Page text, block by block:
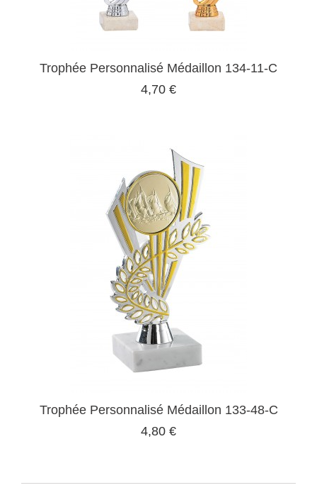
Trophée Personnalisé Médaillon 134-11-C
4,70 €
Trophée Personnalisé Médaillon 133-48-C
4,80 €